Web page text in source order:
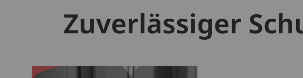
Zuverlässiger